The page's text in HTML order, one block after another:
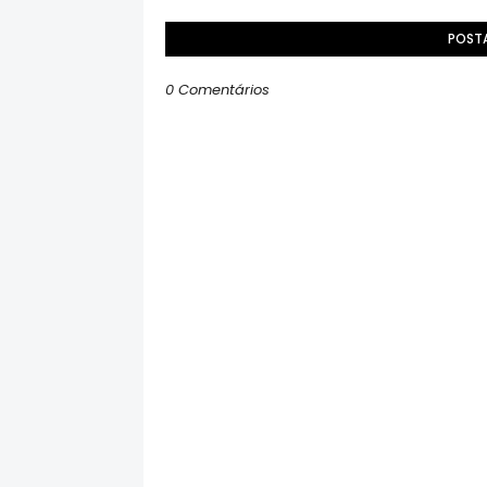
0 Comentários